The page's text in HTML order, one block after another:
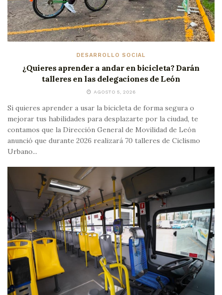
DESARROLLO SOCIAL
¿Quieres aprender a andar en bicicleta? Darán
talleres en las delegaciones de León
AGOSTO 5, 2026
Si quieres aprender a usar la bicicleta de forma segura o
mejorar tus habilidades para desplazarte por la ciudad, te
contamos que la Dirección General de Movilidad de León
anunció que durante 2026 realizará 70 talleres de Ciclismo
Urbano...